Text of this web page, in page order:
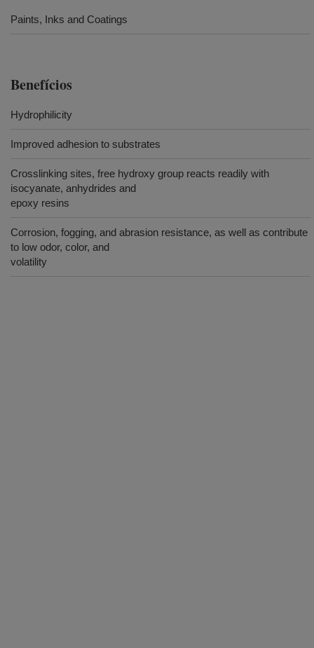
Paints, Inks and Coatings
Benefícios
Hydrophilicity
Improved adhesion to substrates
Crosslinking sites, free hydroxy group reacts readily with
isocyanate, anhydrides and
epoxy resins
Corrosion, fogging, and abrasion resistance, as well as contribute
to low odor, color, and
volatility